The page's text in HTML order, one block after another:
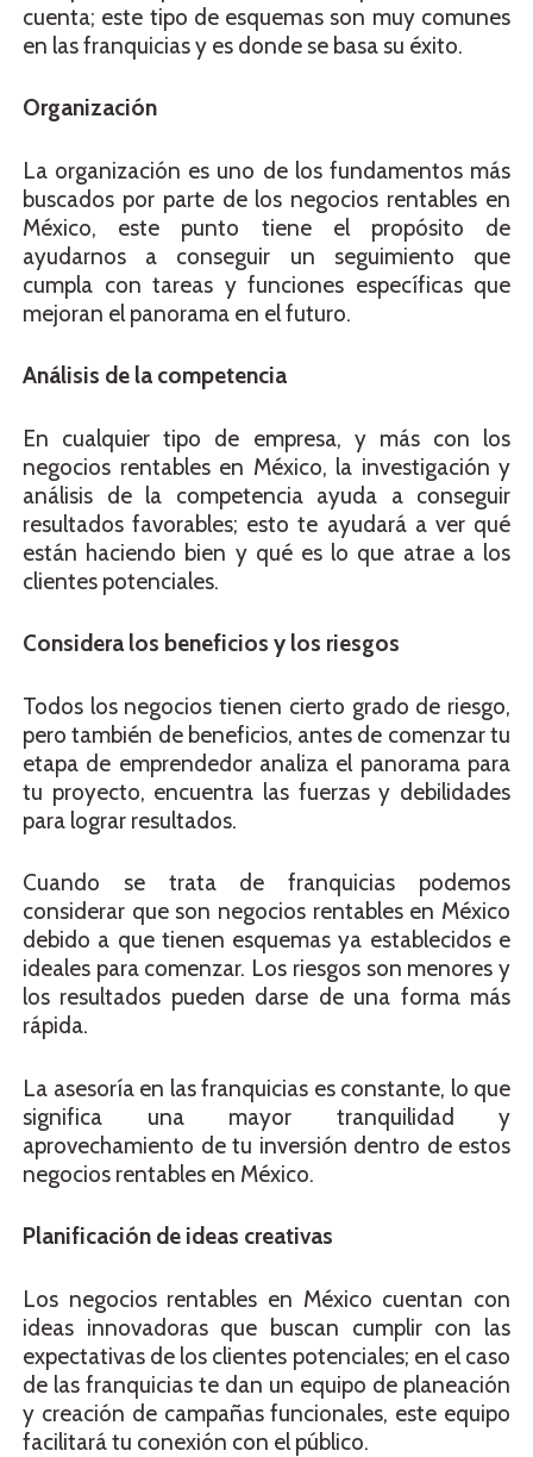
cuenta; este tipo de esquemas son muy comunes
en las franquicias y es donde se basa su éxito.
Organización
La organización es uno de los fundamentos más
buscados por parte de los negocios rentables en
México, este punto tiene el propósito de
ayudarnos a conseguir un seguimiento que
cumpla con tareas y funciones específicas que
mejoran el panorama en el futuro.
Análisis de la competencia
En cualquier tipo de empresa, y más con los
negocios rentables en México, la investigación y
análisis de la competencia ayuda a conseguir
resultados favorables; esto te ayudará a ver qué
están haciendo bien y qué es lo que atrae a los
clientes potenciales.
Considera los beneficios y los riesgos
Todos los negocios tienen cierto grado de riesgo,
pero también de beneficios, antes de comenzar tu
etapa de emprendedor analiza el panorama para
tu proyecto, encuentra las fuerzas y debilidades
para lograr resultados.
Cuando se trata de franquicias podemos
considerar que son negocios rentables en México
debido a que tienen esquemas ya establecidos e
ideales para comenzar. Los riesgos son menores y
los resultados pueden darse de una forma más
rápida.
La asesoría en las franquicias es constante, lo que
significa una mayor tranquilidad y
aprovechamiento de tu inversión dentro de estos
negocios rentables en México.
Planificación de ideas creativas
Los negocios rentables en México cuentan con
ideas innovadoras que buscan cumplir con las
expectativas de los clientes potenciales; en el caso
de las franquicias te dan un equipo de planeación
y creación de campañas funcionales, este equipo
facilitará tu conexión con el público.